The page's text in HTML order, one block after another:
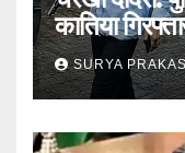
कातिया
SURYA